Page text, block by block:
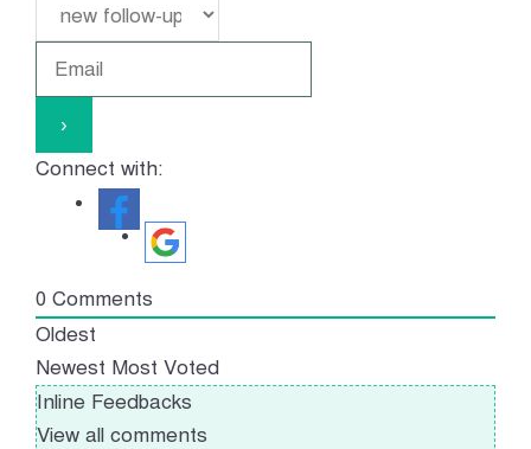
Connect with:
0 Comments
Oldest
Newest Most Voted
Inline Feedbacks
View all comments